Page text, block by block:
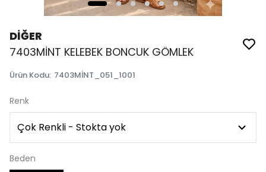
DİĞER
7403MİNT KELEBEK BONCUK GÖMLEK
Ürün Kodu: 7403MİNT_051_1001
Renk
Beden